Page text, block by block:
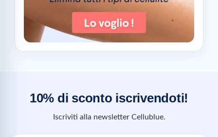
10% di sconto iscrivendoti!
Iscriviti alla newsletter Cellublue.